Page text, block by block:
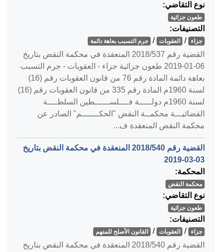
نوع التقاضي:
طعون جزائية
التصنيفات:
جزاء / العقوبات / جرم التسبب بعاهة دائمة
القضية رقم ‎537‏/‎2018‏ المنعقدة في محكمة النقض بتاريخ
‎2019-01-06‏ طعون جزائية جزاء - العقوبات - جرم التسبب
بعاهة دائمة المادة رقم 76 من قانون العقوبات رقم (16)
لسنة 1960م المادة رقم 335 من قانون العقوبات رقم (16)
لسنة 1960م دولـــــة فــــلســــــطين السلطــــة
القضائيـــة محكمــة النقض "الحكـــــــم" الصادر عن
محكمة النقض المنعقدة ف...
القضية رقم ‎540‏/‎2018‏ المنعقدة في محكمة النقض بتاريخ
‎2019-03-03‏
المحكمة:
محكمة النقض
نوع التقاضي:
طعون جزائية
التصنيفات:
جزاء / العقوبات / القانون الأصلح للمتهم
القضية رقم ‎540‏/‎2018‏ المنعقدة في محكمة النقض بتاريخ